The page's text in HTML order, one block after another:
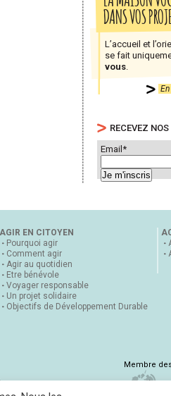
DANS VOS
L’accueil et
se fait
vous
RECEVEZ
Email*
AGIR EN CITOYEN
Pourquoi agir
Comment agir
Agir au quotidien
Etre bénévole
Voyager responsable
Un projet solidaire
Objectifs de Développement Durable
Membre